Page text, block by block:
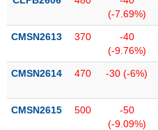
(-7.69%)
CMSN2613 370
-40
(-9.76%)
CMSN2614 470 -30 (-6%)
CMSN2615 500
-50
(-9.09%)
TÀI